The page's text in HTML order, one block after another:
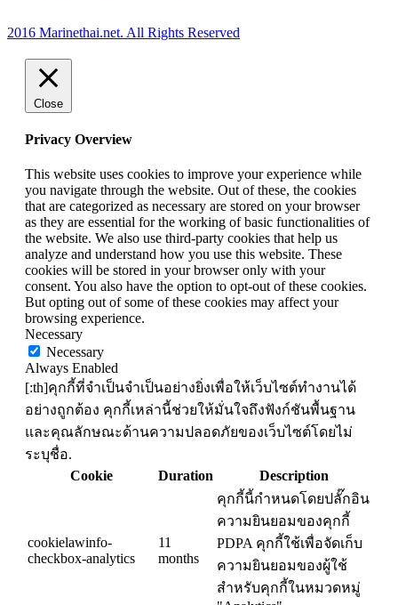
2016 Marinethai.net. All Rights Reserved
Close
Privacy Overview
This website uses cookies to improve your experience while
you navigate through the website. Out of these, the cookies
that are categorized as necessary are stored on your browser
as they are essential for the working of basic functionalities of
the website. We also use third-party cookies that help us
analyze and understand how you use this website. These
cookies will be stored in your browser only with your
consent. You also have the option to opt-out of these cookies.
But opting out of some of these cookies may affect your
browsing experience.
Necessary
Necessary
Always Enabled
[:th]คุกกี้ที่จำเป็นจำเป็นอย่างยิ่งเพื่อให้เว็บไซต์ทำงานได้
อย่างถูกต้อง คุกกี้เหล่านี้ช่วยให้มั่นใจถึงฟังก์ชันพื้นฐาน
และคุณลักษณะด้านความปลอดภัยของเว็บไซต์โดยไม่
ระบุชื่อ.
Cookie
Duration Description
cookielawinfo-
checkbox-analytics
11
months
คุกกี้นี้กำหนดโดยปลั๊กอิน
ความยินยอมของคุกกี้
PDPA คุกกี้ใช้เพื่อจัดเก็บ
ความยินยอมของผู้ใช้
สำหรับคุกกี้ในหมวดหมู่